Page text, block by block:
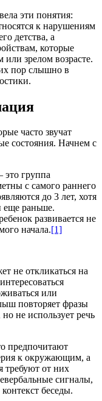
эти понятия:
к нарушениям
детства, а
которые
зрелом возрасте.
пор слышно в
часто звучат
состояния. Начнем с
это группа
с самого раннего
до 3 лет, хотя
еще раньше.
развивается не
начала.[1]
не откликаться на
или
повторяет фразы
но не использует речь
предпочитают
к окружающим, а
требуют от них
сигналы,
беседы.